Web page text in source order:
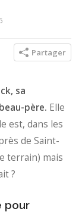
Partager
sa
père. Elle
est, dans les
de Saint-
terrain) mais
?
pour